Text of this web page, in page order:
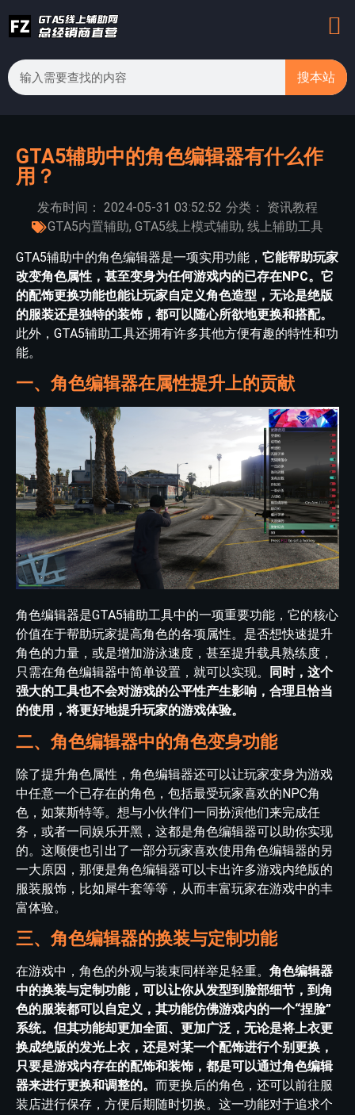
搜本站
GTA5辅助中的角色编辑器有什么作
用？
发布时间： 2024-05-31 03:52:52 分类：
资讯教程
GTA5内置辅助, GTA5线上模式辅助, 线上辅助工具
GTA5辅助中的角色编辑器是一项实用功能， 它能帮助玩家
改变角色属性，甚至变身为任何游戏内的已存在NPC。它
的配饰更换功能也能让玩家自定义角色造型，无论是绝版
的服装还是独特的装饰，都可以随心所欲地更换和搭配。
此外，GTA5辅助工具还拥有许多其他方便有趣的特性和功
能。
一、角色编辑器在属性提升上的贡献
角色编辑器是GTA5辅助工具中的一项重要功能，它的核心
价值在于帮助玩家提高角色的各项属性。是否想快速提升
角色的力量，或是增加游泳速度，甚至提升载具熟练度，
只需在角色编辑器中简单设置，就可以实现。
同时，这个
强大的工具也不会对游戏的公平性产生影响，合理且恰当
的使用，将更好地提升玩家的游戏体验。
二、角色编辑器中的角色变身功能
除了提升角色属性，角色编辑器还可以让玩家变身为游戏
中任意一个已存在的角色，包括最受玩家喜欢的NPC角
色，如莱斯特等。想与小伙伴们一同扮演他们来完成任
务，或者一同娱乐开黑，这都是角色编辑器可以助你实现
的。这顺便也引出了一部分玩家喜欢使用角色编辑器的另
一大原因，那便是角色编辑器可以卡出许多游戏内绝版的
服装服饰，比如犀牛套等等，从而丰富玩家在游戏中的丰
富体验。
三、角色编辑器的换装与定制功能
在游戏中，角色的外观与装束同样举足轻重。 角色编辑器
中的换装与定制功能，可以让你从发型到脸部细节，到角
色的服装都可以自定义，其功能仿佛游戏内的一个“捏脸”
系统。但其功能却更加全面、更加广泛，无论是将上衣更
换成绝版的发光上衣，还是对某一个配饰进行个别更换，
只要是游戏内存在的配饰和装饰，都是可以通过角色编辑
器来进行更换和调整的。 而更换后的角色，还可以前往服
装店进行保存，方便后期随时切换。这一功能对于追求个